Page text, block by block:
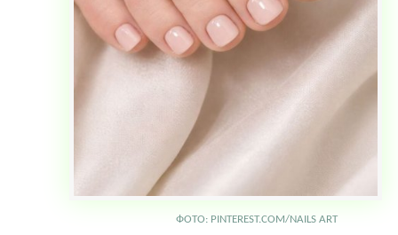
ФОТО: PINTEREST.COM/NAILS ART